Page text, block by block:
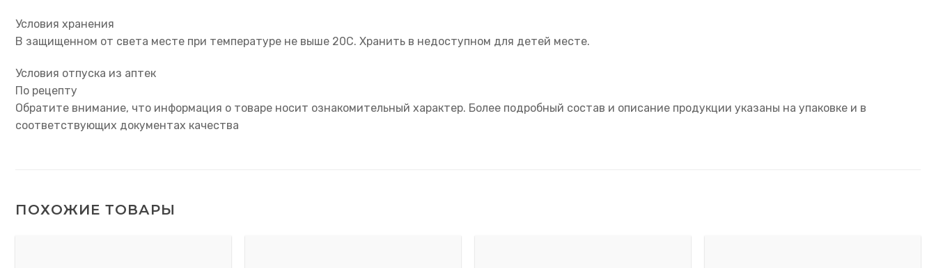
Условия хранения
В защищенном от света месте при температуре не выше 20С. Хранить в недоступном для детей месте.
Условия отпуска из аптек
По рецепту
Обратите внимание, что информация о товаре носит ознакомительный характер. Более подробный состав и описание продукции указаны на упаковке и в
соответствующих документах качества
ПОХОЖИЕ ТОВАРЫ